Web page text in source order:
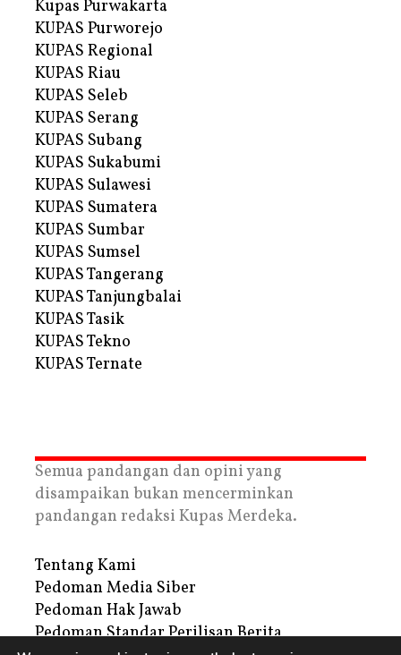
Kupas Purwakarta
KUPAS Purworejo
KUPAS Regional
KUPAS Riau
KUPAS Seleb
KUPAS Serang
KUPAS Subang
KUPAS Sukabumi
KUPAS Sulawesi
KUPAS Sumatera
KUPAS Sumbar
KUPAS Sumsel
KUPAS Tangerang
KUPAS Tanjungbalai
KUPAS Tasik
KUPAS Tekno
KUPAS Ternate
Semua pandangan dan opini yang
disampaikan bukan mencerminkan
pandangan redaksi Kupas Merdeka.
Tentang Kami
Pedoman Media Siber
Pedoman Hak Jawab
Pedoman Standar Perilisan Berita